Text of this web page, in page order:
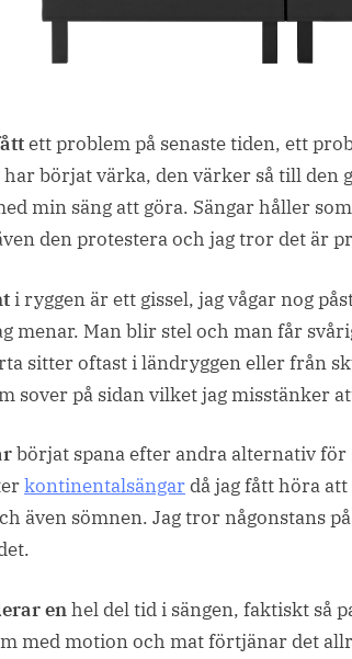
ett problem på senaste tiden, ett
börjat värka, den värker så till den
min säng att göra. Sängar håller
den protestera och jag tror det är
i ryggen är ett gissel, jag vågar nog
menar. Man blir stel och man får
sitter oftast i ländryggen eller från
sover på sidan vilket jag misstänker
börjat spana efter andra alternativ
kontinentalsängardå jag fått höra
även sömnen. Jag tror någonstans
enhel del tid i sängen, faktiskt så
med motion och mat förtjänar det